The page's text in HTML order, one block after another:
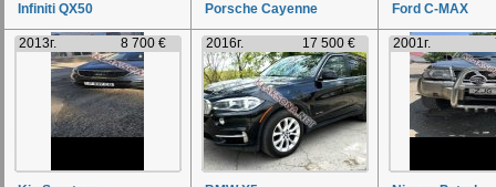
Infiniti QX50 Porsche Cayenne Ford C-MAX
2013г. 8 700 € 2016г. 17 500 € 2001г.